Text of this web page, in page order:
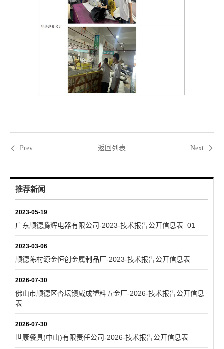
Prev 返回列表 Next
推荐新闻
2023-05-19
广东顺德腾辉电器有限公司-2023-技术报告公开信息表_01
2023-03-06
顺德陈村源金恒创金属制品厂-2023-技术报告公开信息表
2026-07-30
佛山市顺德区杏坛镇威成塑料五金厂-2026-技术报告公开信息
表
2026-07-30
世康餐具(中山)有限责任公司-2026-技术报告公开信息表